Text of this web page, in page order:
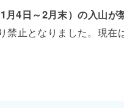
月4日～2月末）の入山が
止となりました。現在